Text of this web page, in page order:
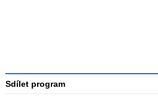
Sdílet program